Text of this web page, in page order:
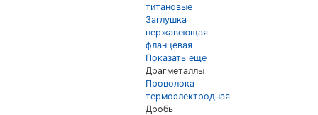
титановые
Заглушка
нержавеющая
фланцевая
Показать еще
Драгметаллы
Проволока
термоэлектродная
Дробь